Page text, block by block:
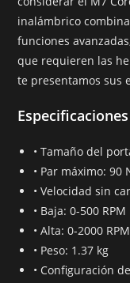
inalámbrico
funciones
que requieren las
te presentamos sus
• Tamaño del
• Par máximo: 90
• Velocidad sin
• Baja: 0-500 RPM
• Alta: 0-2000 RPM
• Peso: 1.37 kg
• Configuración